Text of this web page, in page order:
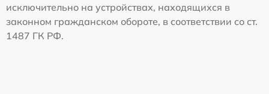
исключительно на устройствах, находящихся в
законном гражданском обороте, в соответствии со ст.
1487 ГК РФ.